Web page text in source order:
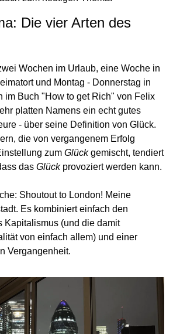
Die vier Arten des
Wochen im Urlaub, eine Woche in
und Montag - Donnerstag in
im Buch "How to get Rich" von Felix
platten Namens ein echt gutes
- über seine Definition von Glück.
die von vergangenem Erfolg
zum Glück gemischt, tendiert
das Glück provoziert werden kann.
Shoutout to London! Meine
Es kombiniert einfach den
Kapitalismus (und die damit
von einfach allem) und einer
Vergangenheit.